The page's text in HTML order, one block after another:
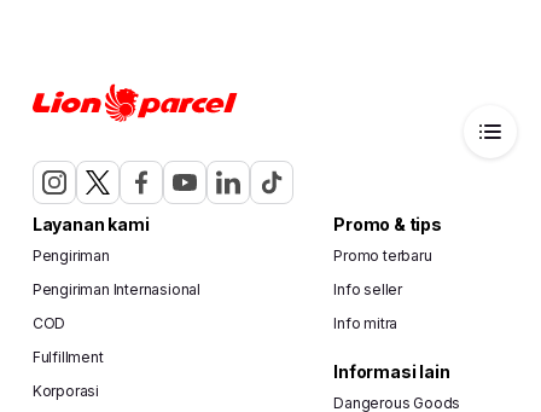
Layanan kami
Pengiriman
Pengiriman Internasional
COD
Fulfillment
Korporasi
Promo & tips
Promo terbaru
Info seller
Info mitra
Informasi lain
Dangerous Goods